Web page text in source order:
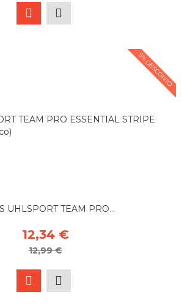
5% DESCONTO
UHLSPORT TEAM PRO...
12,34 €
12,99 €